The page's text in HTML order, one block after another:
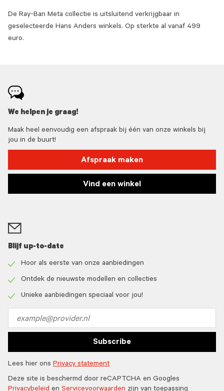
De Ray-Ban Meta collectie is uitsluitend verkrijgbaar in
geselecteerde Hans Anders winkels. Op sterkte al vanaf 499
euro.
We helpen je graag!
Maak heel eenvoudig een afspraak bij één van onze winkels bij
jou in de buurt!
Afspraak maken
Vind een winkel
Blijf up-to-date
icon
Hoor als eerste van onze aanbiedingen
icon
Ontdek de nieuwste modellen en collecties
Unieke aanbiedingen speciaal voor jou!
address
Subscribe
Lees hier ons Privacy statement
Deze site is beschermd door reCAPTCHA en Googles